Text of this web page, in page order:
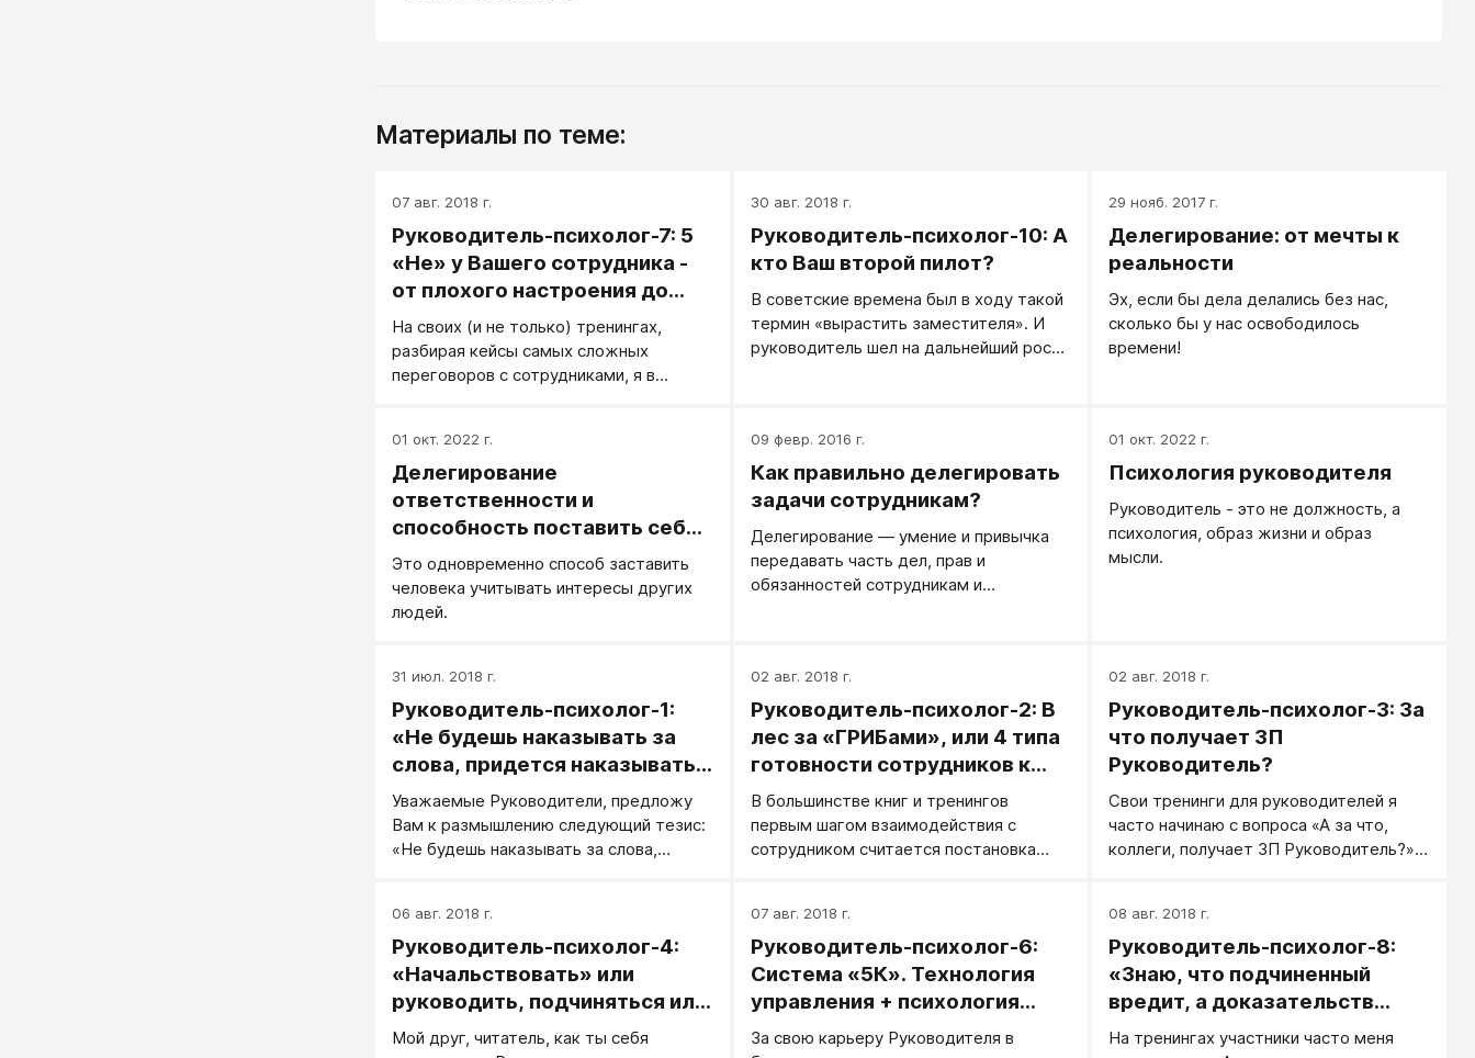
Материалы по теме:
07 авг. 2018 г.
Руководитель-психолог-7: 5
«Не» у Вашего сотрудника -
от плохого настроения до
увольнения
На своих (и не только) тренингах,
разбирая кейсы самых сложных
переговоров с сотрудниками, я в
закономерность, своеобразный
алгоритм, по которому сотрудник
последовательно двигался, например, к
увольнению. То есть необходимость
моменту) возникала с ним не внезапно,
а, скажем так, нарастала, иногда по
экспоненте.
30 авг. 2018 г.
Руководитель-психолог-10: А
кто Ваш второй пилот?
В советские времена был в ходу такой
термин «вырастить заместителя». И
руководитель шел на дальнейший рост
29 нояб. 2017 г.
Делегирование: от мечты к
реальности
Эх, если бы дела делались без нас,
сколько бы у нас освободилось
времени!
01 окт. 2022 г.
Делегирование
ответственности и
способность поставить себя
на место другого
Это одновременно способ заставить
человека учитывать интересы других
людей.
09 февр. 2016 г.
Как правильно делегировать
задачи сотрудникам?
Делегирование — умение и привычка
передавать часть дел, прав и
обязанностей сотрудникам и
01 окт. 2022 г.
Психология руководителя
Руководитель - это не должность, а
психология, образ жизни и образ
мысли.
31 июл. 2018 г.
Руководитель-психолог-1:
«Не будешь наказывать за
слова, придется наказывать
за дела»
Уважаемые Руководители, предложу
Вам к размышлению следующий тезис:
«Не будешь наказывать за слова,
02 авг. 2018 г.
Руководитель-психолог-2: В
лес за «ГРИБами», или 4 типа
готовности сотрудников к
работе
В большинстве книг и тренингов
первым шагом взаимодействия с
сотрудником считается постановка
02 авг. 2018 г.
Руководитель-психолог-3: За
что получает ЗП
Руководитель?
Свои тренинги для руководителей я
часто начинаю с вопроса «А за что,
коллеги, получает ЗП Руководитель?».
06 авг. 2018 г.
Руководитель-психолог-4:
«Начальствовать» или
руководить, подчиняться или
сотрудничать
Мой друг, читатель, как ты себя
07 авг. 2018 г.
Руководитель-психолог-6:
Система «5К». Технология
управления + психология
управления
За свою карьеру Руководителя в
08 авг. 2018 г.
Руководитель-психолог-8:
«Знаю, что подчиненный
вредит, а доказательств
нет...»
На тренингах участники часто меня